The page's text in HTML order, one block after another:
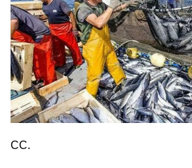
CC.